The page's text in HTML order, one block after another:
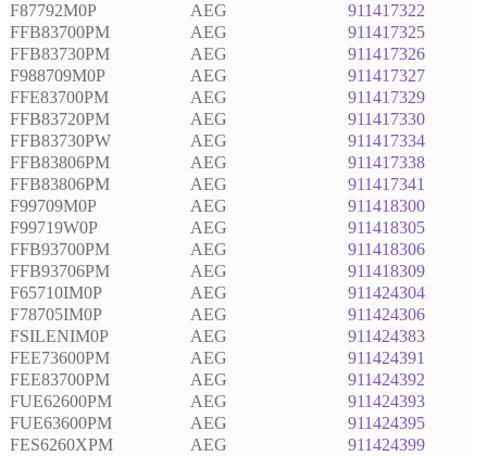
F87792M0P
AEG
911417322
FFB83700PM
AEG
911417325
FFB83730PM
AEG
911417326
F988709M0P
AEG
911417327
FFE83700PM
AEG
911417329
FFB83720PM
AEG
911417330
FFB83730PW
AEG
911417334
FFB83806PM
AEG
911417338
FFB83806PM
AEG
911417341
F99709M0P
AEG
911418300
F99719W0P
AEG
911418305
FFB93700PM
AEG
911418306
FFB93706PM
AEG
911418309
F65710IM0P
AEG
911424304
F78705IM0P
AEG
911424306
FSILENIM0P
AEG
911424383
FEE73600PM
AEG
911424391
FEE83700PM
AEG
911424392
FUE62600PM
AEG
911424393
FUE63600PM
AEG
911424395
FES6260XPM
AEG 911424399